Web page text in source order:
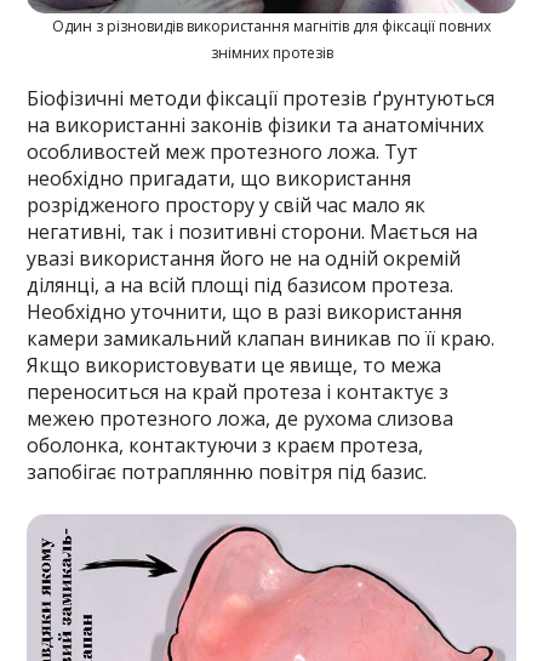
Один з різновидів використання магнітів для фіксації повних
знімних протезів
Біофізичні методи фіксації протезів ґрунтуються
на використанні законів фізики та анатомічних
особливостей меж протезного ложа. Тут
необхідно пригадати, що використання
розрідженого простору у свій час мало як
негативні, так і позитивні сторони. Мається на
увазі використання його не на одній окремій
ділянці, а на всій площі під базисом протеза.
Необхідно уточнити, що в разі використання
камери замикальний клапан виникав по її краю.
Якщо використовувати це явище, то межа
переноситься на край протеза і контактує з
межею протезного ложа, де рухома слизова
оболонка, контактуючи з краєм протеза,
запобігає потраплянню повітря під базис.